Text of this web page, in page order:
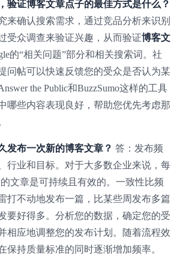
验证博客文章点子的最佳方式是什么？
来确认搜索需求，通过竞品分析来识别
受众调查来验证兴趣，从而验证博客文
的“相关问题”部分和相关搜索词。社
问帖可以快速反馈您的受众是否认为某
the Public和BuzzSumo这样的工具
哪些内容表现良好，帮助您优先考虑那
发布一次新的博客文章？ 答：发布频
行业和目标。对于大多数企业来说，每
文章是可持续且有效的。一致性比频
不动地发布一篇，比某些周发布多篇
要好得多。分析您的数据，确定您的受
相应地调整您的发布计划。随着流程效
保持质量标准的同时逐渐增加频率。